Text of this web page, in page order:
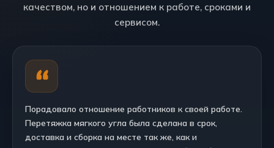
качеством, но и отношением к работе, сроками и
сервисом.
Порадовало отношение работников к своей работе.
Перетяжка мягкого угла была сделана в срок,
доставка и сборка на месте так же, как и